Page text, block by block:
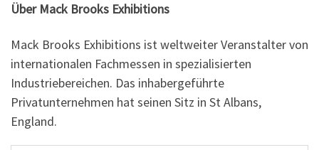
Über Mack Brooks Exhibitions
Mack Brooks Exhibitions ist weltweiter Veranstalter von
internationalen Fachmessen in spezialisierten
Industriebereichen. Das inhabergeführte
Privatunternehmen hat seinen Sitz in St Albans,
England.